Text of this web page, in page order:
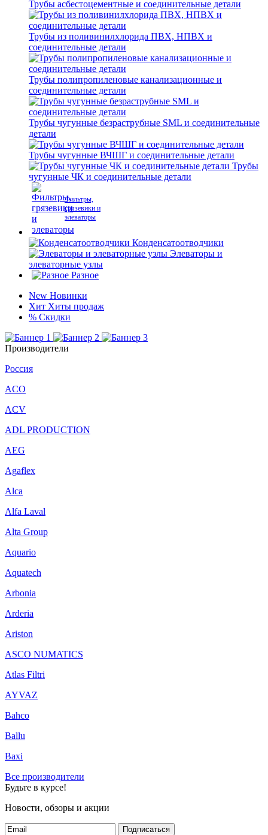
Трубы асбестоцементные и соединительные детали
Трубы из поливинилхлорида ПВХ, НПВХ и
соединительные детали
Трубы полипропиленовые канализационные и
соединительные детали
Трубы чугунные безраструбные SML и соединительные
детали
Трубы чугунные ВЧШГ и соединительные детали
Трубы
чугунные ЧК и соединительные детали
Фильтры,
грязевики и
элеваторы
Конденсатоотводчики
Элеваторы и
элеваторные узлы
Разное
New Новинки
Хит Хиты продаж
% Скидки
Производители
Россия
ACO
ACV
ADL PRODUCTION
AEG
Agaflex
Alca
Alfa Laval
Alta Group
Aquario
Aquatech
Arbonia
Arderia
Ariston
ASCO NUMATICS
Atlas Filtri
AYVAZ
Bahco
Ballu
Baxi
Все производители
Будьте в курсе!
Новости, обзоры и акции
Подписаться